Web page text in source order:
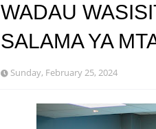
WADAU
SALAMA YA
Sunday, February 25, 2024